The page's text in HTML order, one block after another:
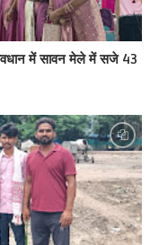
में सावन मेले में सजे 43